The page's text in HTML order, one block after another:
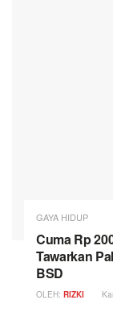
GAYA HIDUP
Cuma Rp
Tawarkan
BSD
OLEH: RIZKI